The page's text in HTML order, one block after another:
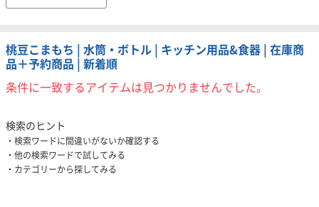
桃豆こまもち | 水筒・ボトル | キッチン用品&食器 | 在庫商
品＋予約商品 | 新着順
条件に一致するアイテムは見つかりませんでした。
検索のヒント
検索ワードに間違いがないか確認する
他の検索ワードで試してみる
カテゴリーから探してみる